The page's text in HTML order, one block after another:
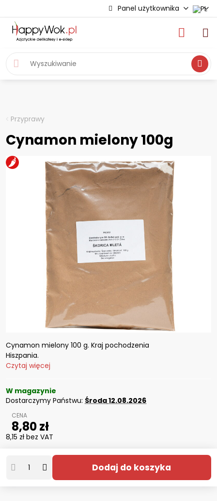
Panel użytkownika
Przyprawy
Cynamon mielony 100g
Cynamon mielony 100 g. Kraj pochodzenia
Hiszpania.
Czytaj więcej
W magazynie
Dostarczymy Państwu: Środa12.08.2026
8,80 zł
8,15 zł bez VAT
Dodaj do koszyka